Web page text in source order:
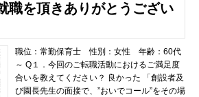
職を頂きありがとうござい
職位：常勤保育士 性別：女性 年齢：60代
～ Q１．今回のご転職活動におけるご満足度
合いを教えてください？ 良かった 「創設者及
び園長先生の面接で、”おいでコール”をその場